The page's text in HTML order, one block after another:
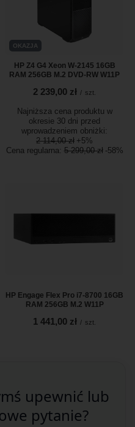
OKAZJA
HP Z4 G4 Xeon W-2145 16GB
RAM 256GB M.2 DVD-RW W11P
2 239,00 zł / szt.
Najniższa cena produktu w
okresie 30 dni przed
wprowadzeniem obniżki:
2 114,00 zł +5%
Cena regularna: 5 299,00 zł -58%
HP Engage Flex Pro i7-8700 16GB
RAM 256GB M.2 W11P
1 441,00 zł / szt.
upewnić lub
pytanie?